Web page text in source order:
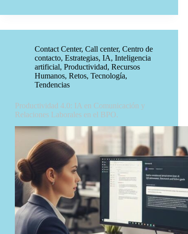
Contact Center, Call center, Centro de
contacto, Estrategias, IA, Inteligencia
artificial, Productividad, Recursos
Humanos, Retos, Tecnología,
Tendencias
Productividad 4.0: IA en Comunicación y
Relaciones Laborales en el BPO.